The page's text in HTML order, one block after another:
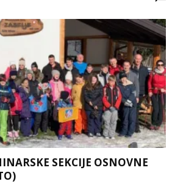
SEKCIJE OSNOVNE